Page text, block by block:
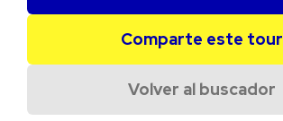
Comparte este tour
Volver al buscador